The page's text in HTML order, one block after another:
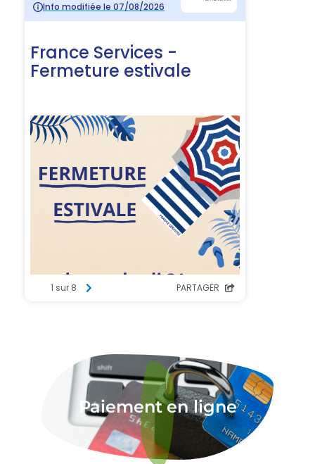
Une commune nature aux portes de Guingamp
Paiement en ligne